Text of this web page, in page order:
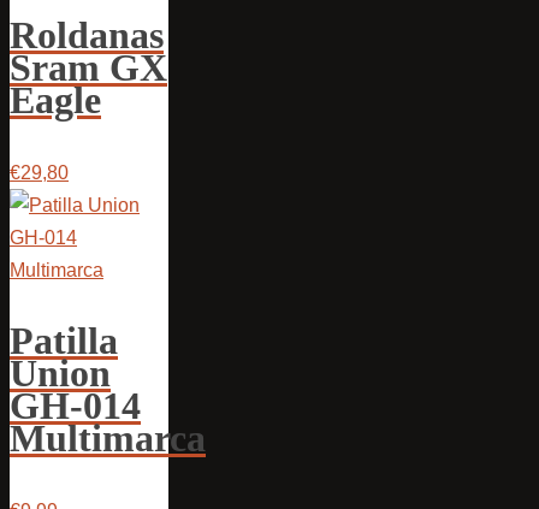
Roldanas
Sram GX
Eagle
€29,80
Patilla
Union
GH-014
Multimarca